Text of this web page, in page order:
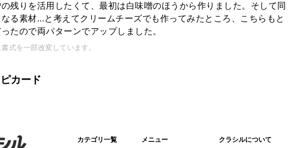
残りを活用したくて、最初は白味噌のほうから作りました。そして同
る素材…と考えてクリームチーズでも作ってみたところ、こちらもと
たので両パターンでアップしました。
式を一部改変しています。
カード
カテゴリ一覧 メニュー クラシルについて